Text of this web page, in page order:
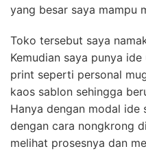
yang besar saya mampu
Toko tersebut saya
Kemudian saya punya
print seperti personal
kaos sablon sehingga
Hanya dengan modal ide
dengan cara nongkrong
melihat prosesnya dan